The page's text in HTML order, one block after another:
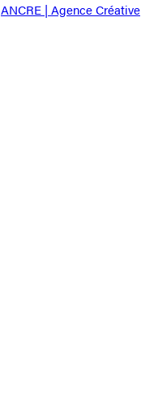
ANCRE | Agence Créative